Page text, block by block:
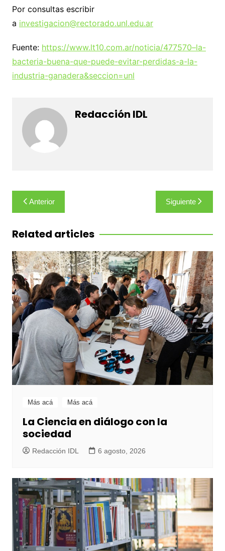
Por consultas escribir
a investigacion@rectorado.unl.edu.ar
Fuente: https://www.lt10.com.ar/noticia/477570–la-
bacteria-buena-que-puede-evitar-perdidas-a-la-
industria-ganadera&seccion=unl
Redacción IDL
Navegación
de
entradas
Anterior Siguiente
Related articles
Más acá Más acá
La Ciencia en diálogo con la
sociedad
Redacción IDL 6 agosto, 2026